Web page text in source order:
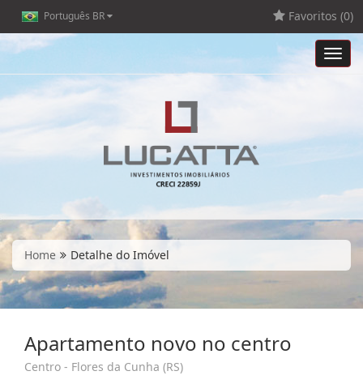
Português BR Favoritos (0)
Home Detalhe do Imóvel
Apartamento novo no centro
Centro - Flores da Cunha (RS)